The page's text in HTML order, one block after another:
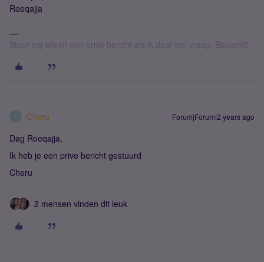
Roeqajja
Stuur mij alleen een privé bericht als ik daar om vraag. Bedankt!
Cheru Forum|Forum|2 years ago
Dag Roeqajja,
Ik heb je een prive bericht gestuurd
Cheru
2 mensen vinden dit leuk